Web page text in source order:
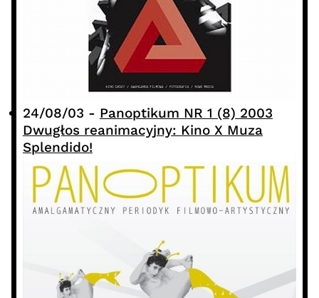
24/08/03 - Panoptikum NR 1 (8) 2003
Dwugłos reanimacyjny: Kino X Muza
Splendido!